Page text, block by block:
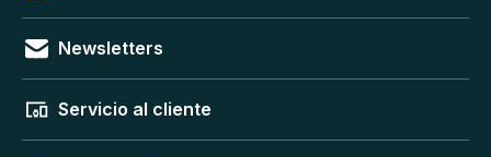
Newsletters
Servicio al cliente